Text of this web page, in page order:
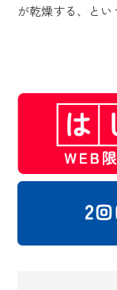
が乾燥する、とい